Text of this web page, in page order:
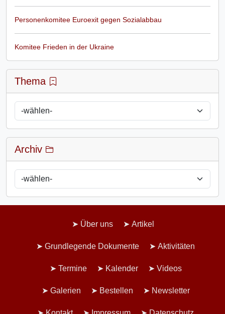
Personenkomitee Euroexit gegen Sozialabbau
Komitee Frieden in der Ukraine
Thema
Archiv
Über uns Artikel
Grundlegende Dokumente Aktivitäten
Termine Kalender Videos
Galerien Bestellen Newsletter